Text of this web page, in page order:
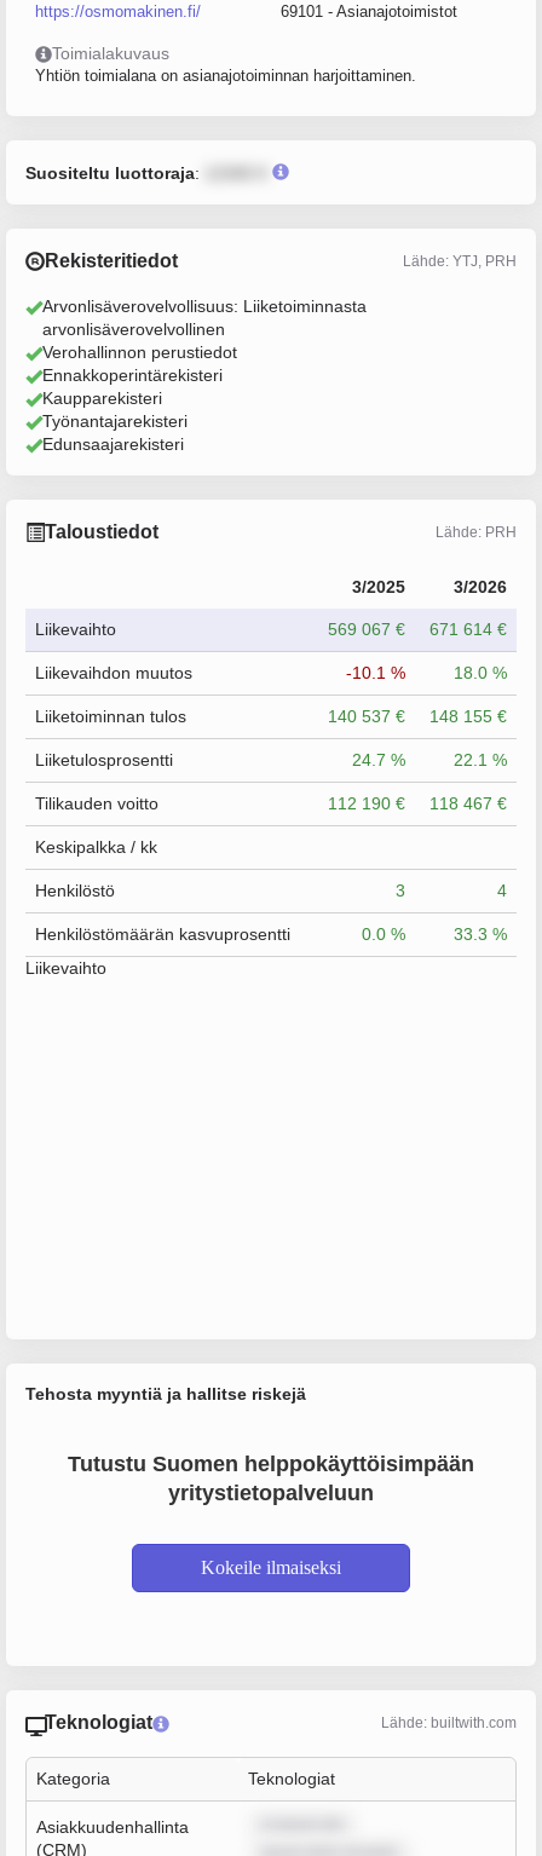
https://osmomakinen.fi/ 69101 - Asianajotoimistot
Toimialakuvaus
Yhtiön toimialana on asianajotoiminnan harjoittaminen.
Suositeltu luottoraja:
Rekisteritiedot Lähde: YTJ, PRH
Arvonlisäverovelvollisuus: Liiketoiminnasta
arvonlisäverovelvollinen
Verohallinnon perustiedot
Ennakkoperintärekisteri
Kaupparekisteri
Työnantajarekisteri
Edunsaajarekisteri
Taloustiedot Lähde: PRH
3/2025 3/2026
Liikevaihto 569 067 € 671 614 €
Liikevaihdon muutos -10.1 % 18.0 %
Liiketoiminnan tulos 140 537 € 148 155 €
Liiketulosprosentti 24.7 % 22.1 %
Tilikauden voitto 112 190 € 118 467 €
Keskipalkka / kk
Henkilöstö 3 4
Henkilöstömäärän kasvuprosentti 0.0 %
33.3 %
Liikevaihto
Tehosta myyntiä ja hallitse riskejä
Tutustu Suomen helppokäyttöisimpään
yritystietopalveluun
Kokeile ilmaiseksi
Teknologiat Lähde: builtwith.com
Kategoria Teknologiat
Asiakkuudenhallinta
(CRM)